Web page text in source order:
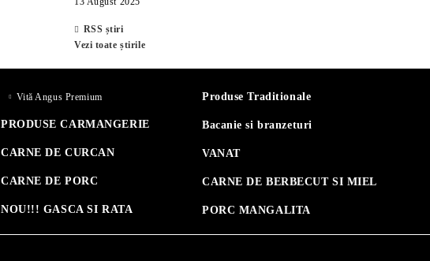
RSS știri
Vezi toate știrile
Vită Angus Premium
PRODUSE CARMANGERIE
CARNE DE CURCAN
CARNE DE PORC
NOU!!! GASCA SI RATA
Produse Traditionale
Bacanie si branzeturi
VANAT
CARNE DE BERBECUT SI MIEL
PORC MANGALITA